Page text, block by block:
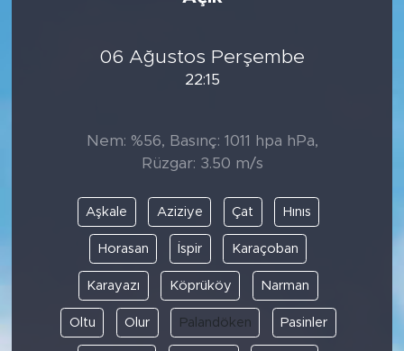
06 Ağustos Perşembe
22:15
Nem: %56, Basınç: 1011 hpa hPa,
Rüzgar: 3.50 m/s
Aşkale Aziziye Çat Hınıs
Horasan İspir Karaçoban
Karayazı Köprüköy Narman
Oltu Olur Palandöken Pasinler
POLİTİKA
EKONOMİ
SPOR
KÜLTÜR SANAT